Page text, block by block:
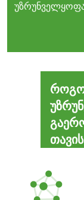
უზრუნველყოფა
თავის